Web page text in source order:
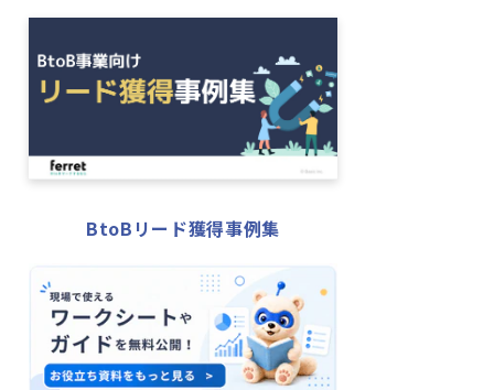
BtoBリード獲得事例集